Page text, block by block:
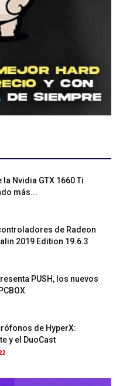
Nvidia GTX 1660 Ti
más...
de Radeon
2019 Edition 19.6.3
PUSH, los nuevos
de HyperX:
y el DuoCast